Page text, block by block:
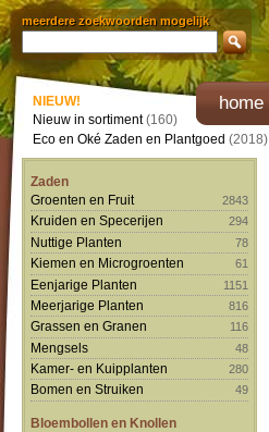
meerdere zoekwoorden mogelijk
home
NIEUW!
Nieuw in sortiment(160)
Eco en Oké Zaden en Plantgoed (2018)
Zaden
Groenten en Fruit
2843
Kruiden en Specerijen 294
Nuttige Planten 78
Kiemen en Microgroenten 61
Eenjarige Planten 1151
Meerjarige Planten 816
Grassen en Granen 116
Mengsels 48
Kamer- en Kuipplanten 280
Bomen en Struiken 49
Bloembollen en Knollen